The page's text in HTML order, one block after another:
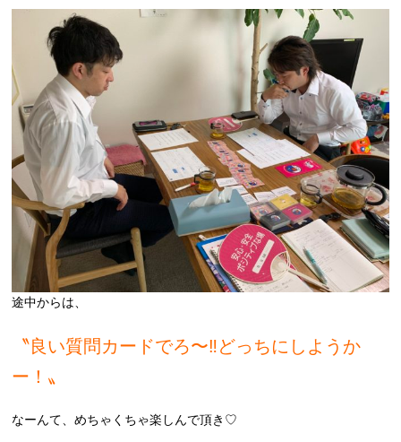
途中からは、
〝良い質問カードでろ〜‼︎どっちにしようか
ー！〟
なーんて、めちゃくちゃ楽しんで頂き♡